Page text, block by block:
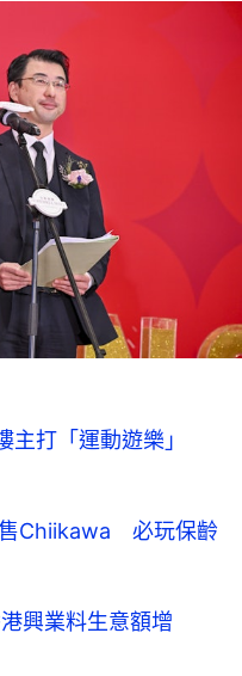
主打「運動遊樂」
售Chiikawa 必玩保齡
興業料生意額增